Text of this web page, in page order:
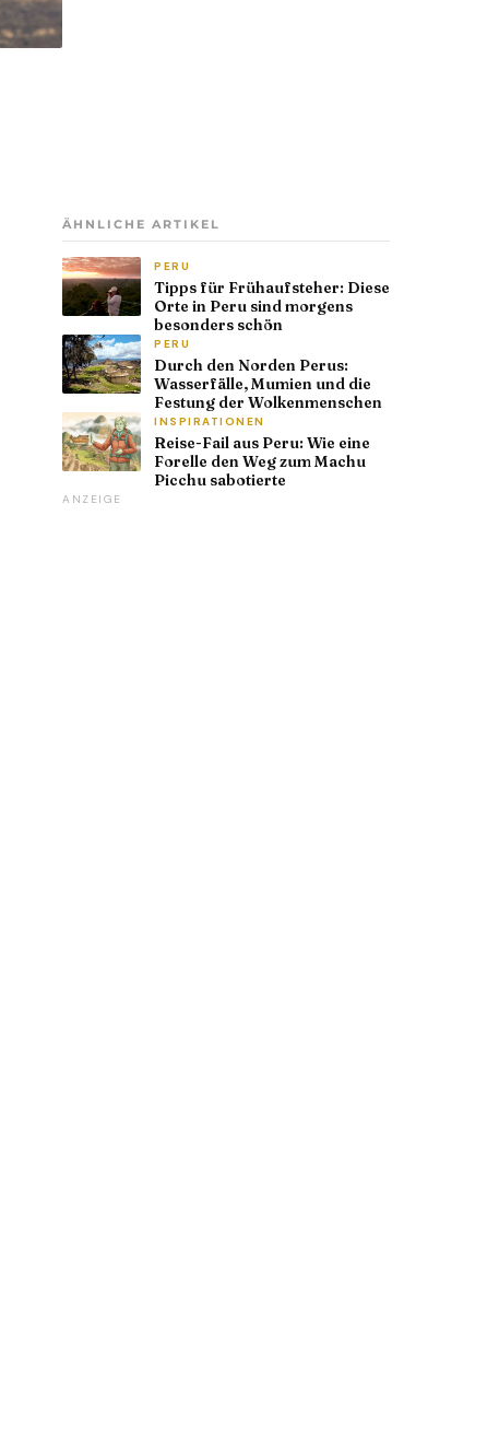
ÄHNLICHE ARTIKEL
PERU
Tipps für Frühaufsteher: Diese
Orte in Peru sind morgens
besonders schön
PERU
Durch den Norden Perus:
Wasserfälle, Mumien und die
Festung der Wolkenmenschen
INSPIRATIONEN
Reise-Fail aus Peru: Wie eine
Forelle den Weg zum Machu
Picchu sabotierte
ANZEIGE